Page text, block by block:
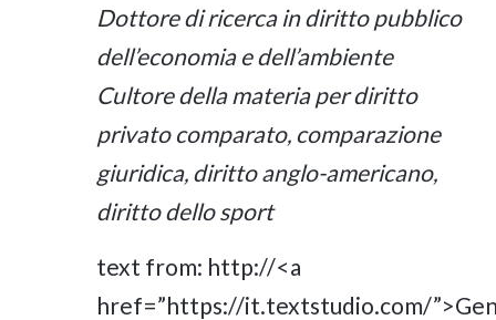
Dottore di ricerca in diritto pubblico
dell’economia e dell’ambiente
Cultore della materia per diritto
privato comparato, comparazione
giuridica, diritto anglo-americano,
diritto dello sport
text from: http://<a
href=”https://it.textstudio.com/